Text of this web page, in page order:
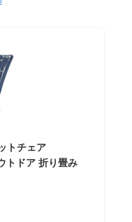
トチェア
トドア 折り畳み